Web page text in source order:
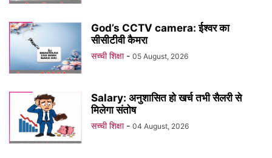
God’s CCTV camera: ईश्वर का
सीसीटीवी कैमरा
सच्ची शिक्षा - 05 August, 2026
Salary: अनुशासित हो खर्च तभी सैलरी से
मिलेगा संतोष
सच्ची शिक्षा - 04 August, 2026